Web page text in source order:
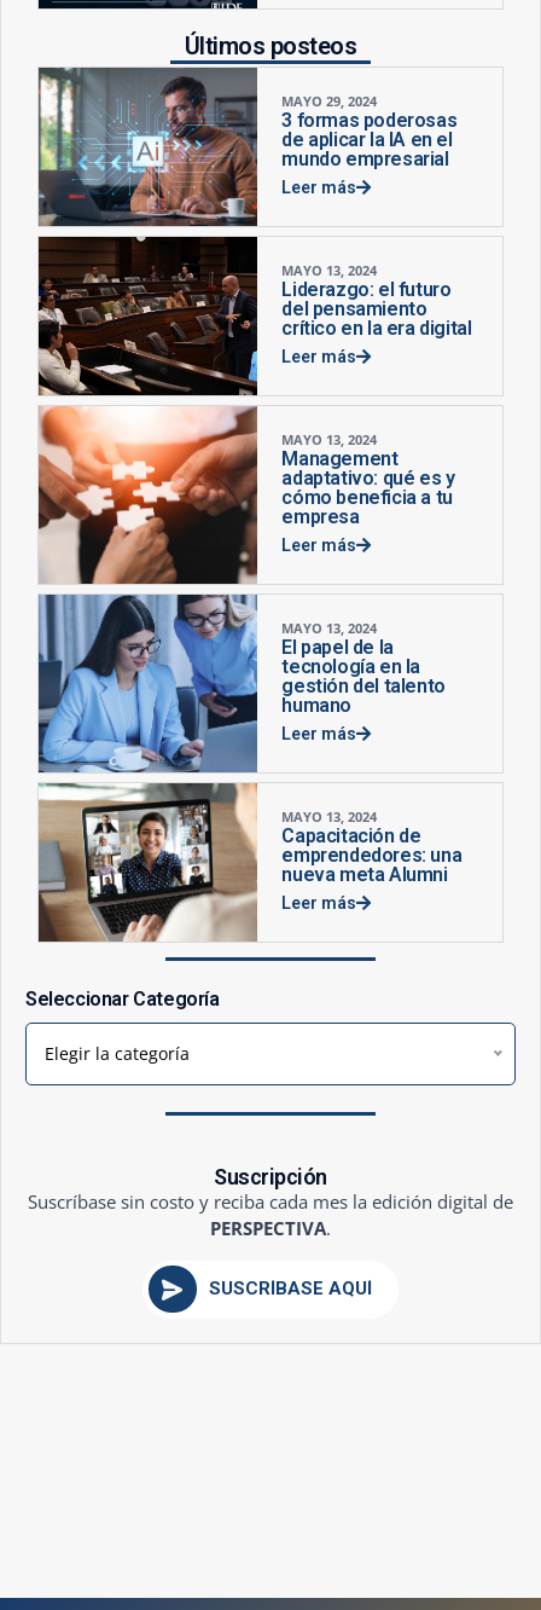
Últimos posteos
MAYO 29, 2024
3 formas poderosas
de aplicar la IA en el
mundo empresarial
Leer más
MAYO 13, 2024
Liderazgo: el futuro
del pensamiento
crítico en la era digital
Leer más
MAYO 13, 2024
Management
adaptativo: qué es y
cómo beneficia a tu
empresa
Leer más
MAYO 13, 2024
El papel de la
tecnología en la
gestión del talento
humano
Leer más
MAYO 13, 2024
Capacitación de
emprendedores: una
nueva meta Alumni
Leer más
Seleccionar Categoría
Elegir la categoría
Suscripción
Suscríbase sin costo y reciba cada mes la edición digital de
PERSPECTIVA.
SUSCRÍBASE AQUÍ